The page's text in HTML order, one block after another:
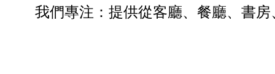
我們專注：提供從客廳、餐廳、書